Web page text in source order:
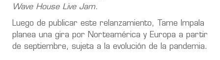
Wave House Live Jam.
Luego de publicar este relanzamiento, Tame Impala
planea una gira por Norteamérica y Europa a partir
de septiembre, sujeta a la evolución de la pandemia.